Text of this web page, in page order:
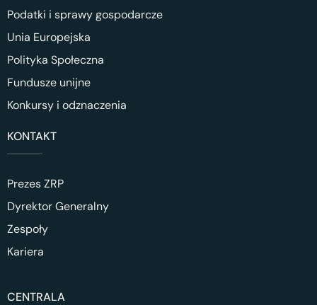
Podatki i sprawy gospodarcze
Unia Europejska
Polityka Społeczna
Fundusze unijne
Konkursy i odznaczenia
KONTAKT
Prezes ZRP
Dyrektor Generalny
Zespoły
Kariera
CENTRALA